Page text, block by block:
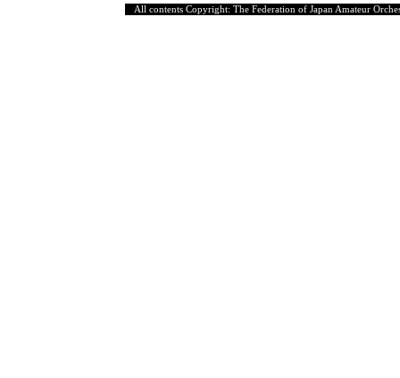
All contents Copyright: The Federation of Japan Amateur